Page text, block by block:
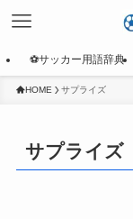
⚽サッカー用語辞典
HOME サプライズ
サプライズ